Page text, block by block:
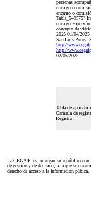
personas
encargo o
encargo o
Tabla_549575"
encargo
concepto de
2025 01/04/2025
San Luis Potosi
http://
http://
02/05/2025
Tabla de
Carátula de
Registro
La CEGAIP, es un organismo público con
de gestión y de decisión, a la que se
derecho de acceso a la información púbica.